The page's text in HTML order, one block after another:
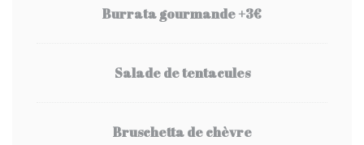
Burrata gourmande +3€
Salade de tentacules
Bruschetta de chèvre